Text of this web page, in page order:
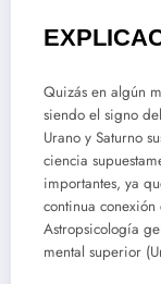
Quizás en algún
siendo el signo
Urano y Saturno
ciencia
importantes, ya
continua
Astropsicología
mental superior